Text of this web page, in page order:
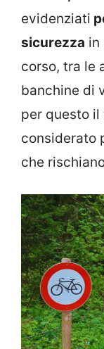
evidenziati
sicurezza in
corso, tra le
banchine di
per questo
considerato
che